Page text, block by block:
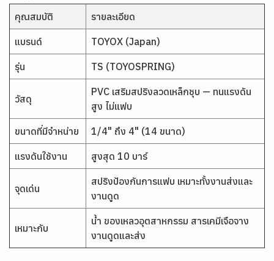
คุณสมบัติ รายละเอียด
แบรนด์ TOYOX (Japan)
รุ่น TS (TOYOSPRING)
วัสดุ
PVC เสริมสปริงลวดเหล็กชุบ — ทนแรงดัน
สูง ไม่แฟบ
ขนาดที่มีจำหน่าย 1/4" ถึง 4" (14 ขนาด)
แรงดันใช้งาน สูงสุด 10 บาร์
จุดเด่น
สปริงป้องกันการแฟบ เหมาะทั้งงานส่งและ
งานดูด
เหมาะกับ
น้ำ ของเหลวอุตสาหกรรม สารเคมีเจือจาง
งานดูดและส่ง